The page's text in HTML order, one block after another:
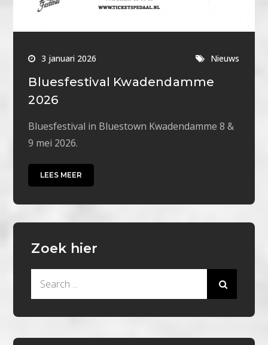
3 januari 2026 Nieuws
Bluesfestival Kwadendamme
2026
Bluesfestival in Bluestown Kwadendamme 8 &
9 mei 2026.
LEES MEER
Zoek hier